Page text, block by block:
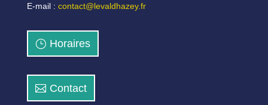
E-mail : contact@levaldhazey.fr
Horaires
Contact